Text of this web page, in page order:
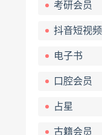
考研会员
抖音短视频
电子书
口腔会员
占星
古籍会员